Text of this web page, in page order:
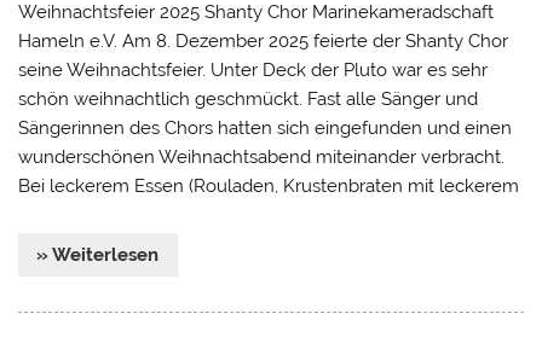
Weihnachtsfeier 2025 Shanty Chor Marinekameradschaft
Hameln e.V. Am 8. Dezember 2025 feierte der Shanty Chor
seine Weihnachtsfeier. Unter Deck der Pluto war es sehr
schön weihnachtlich geschmückt. Fast alle Sänger und
Sängerinnen des Chors hatten sich eingefunden und einen
wunderschönen Weihnachtsabend miteinander verbracht.
Bei leckerem Essen (Rouladen, Krustenbraten mit leckerem
» Weiterlesen